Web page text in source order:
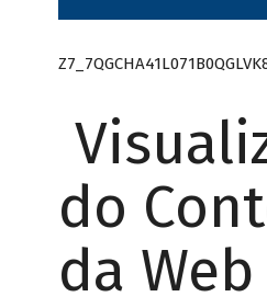
do
da Web